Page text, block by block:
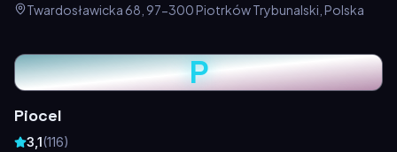
Twardosławicka 68, 97-300 Piotrków Trybunalski, Polska
P
Piocel
3,1(116)